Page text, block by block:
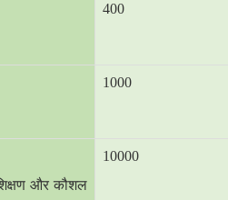
400
1000
और कौशल
10000